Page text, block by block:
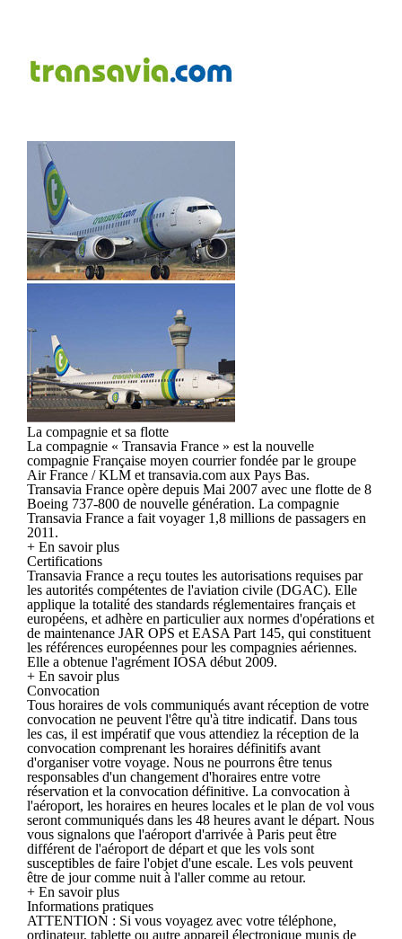
La compagnie et sa flotte
La compagnie « Transavia France » est la nouvelle
compagnie Française moyen courrier fondée par le groupe
Air France / KLM et transavia.com aux Pays Bas.
Transavia France opère depuis Mai 2007 avec une flotte de 8
Boeing 737-800 de nouvelle génération. La compagnie
Transavia France a fait voyager 1,8 millions de passagers en
2011.
+ En savoir plus
Certifications
Transavia France a reçu toutes les autorisations requises par
les autorités compétentes de l'aviation civile (DGAC). Elle
applique la totalité des standards réglementaires français et
européens, et adhère en particulier aux normes d'opérations et
de maintenance JAR OPS et EASA Part 145, qui constituent
les références européennes pour les compagnies aériennes.
Elle a obtenue l'agrément IOSA début 2009.
+ En savoir plus
Convocation
Tous horaires de vols communiqués avant réception de votre
convocation ne peuvent l'être qu'à titre indicatif. Dans tous
les cas, il est impératif que vous attendiez la réception de la
convocation comprenant les horaires définitifs avant
d'organiser votre voyage. Nous ne pourrons être tenus
responsables d'un changement d'horaires entre votre
réservation et la convocation définitive. La convocation à
l'aéroport, les horaires en heures locales et le plan de vol vous
seront communiqués dans les 48 heures avant le départ. Nous
vous signalons que l'aéroport d'arrivée à Paris peut être
différent de l'aéroport de départ et que les vols sont
susceptibles de faire l'objet d'une escale. Les vols peuvent
être de jour comme nuit à l'aller comme au retour.
+ En savoir plus
Informations pratiques
ATTENTION : Si vous voyagez avec votre téléphone,
ordinateur, tablette ou autre appareil électronique munis de